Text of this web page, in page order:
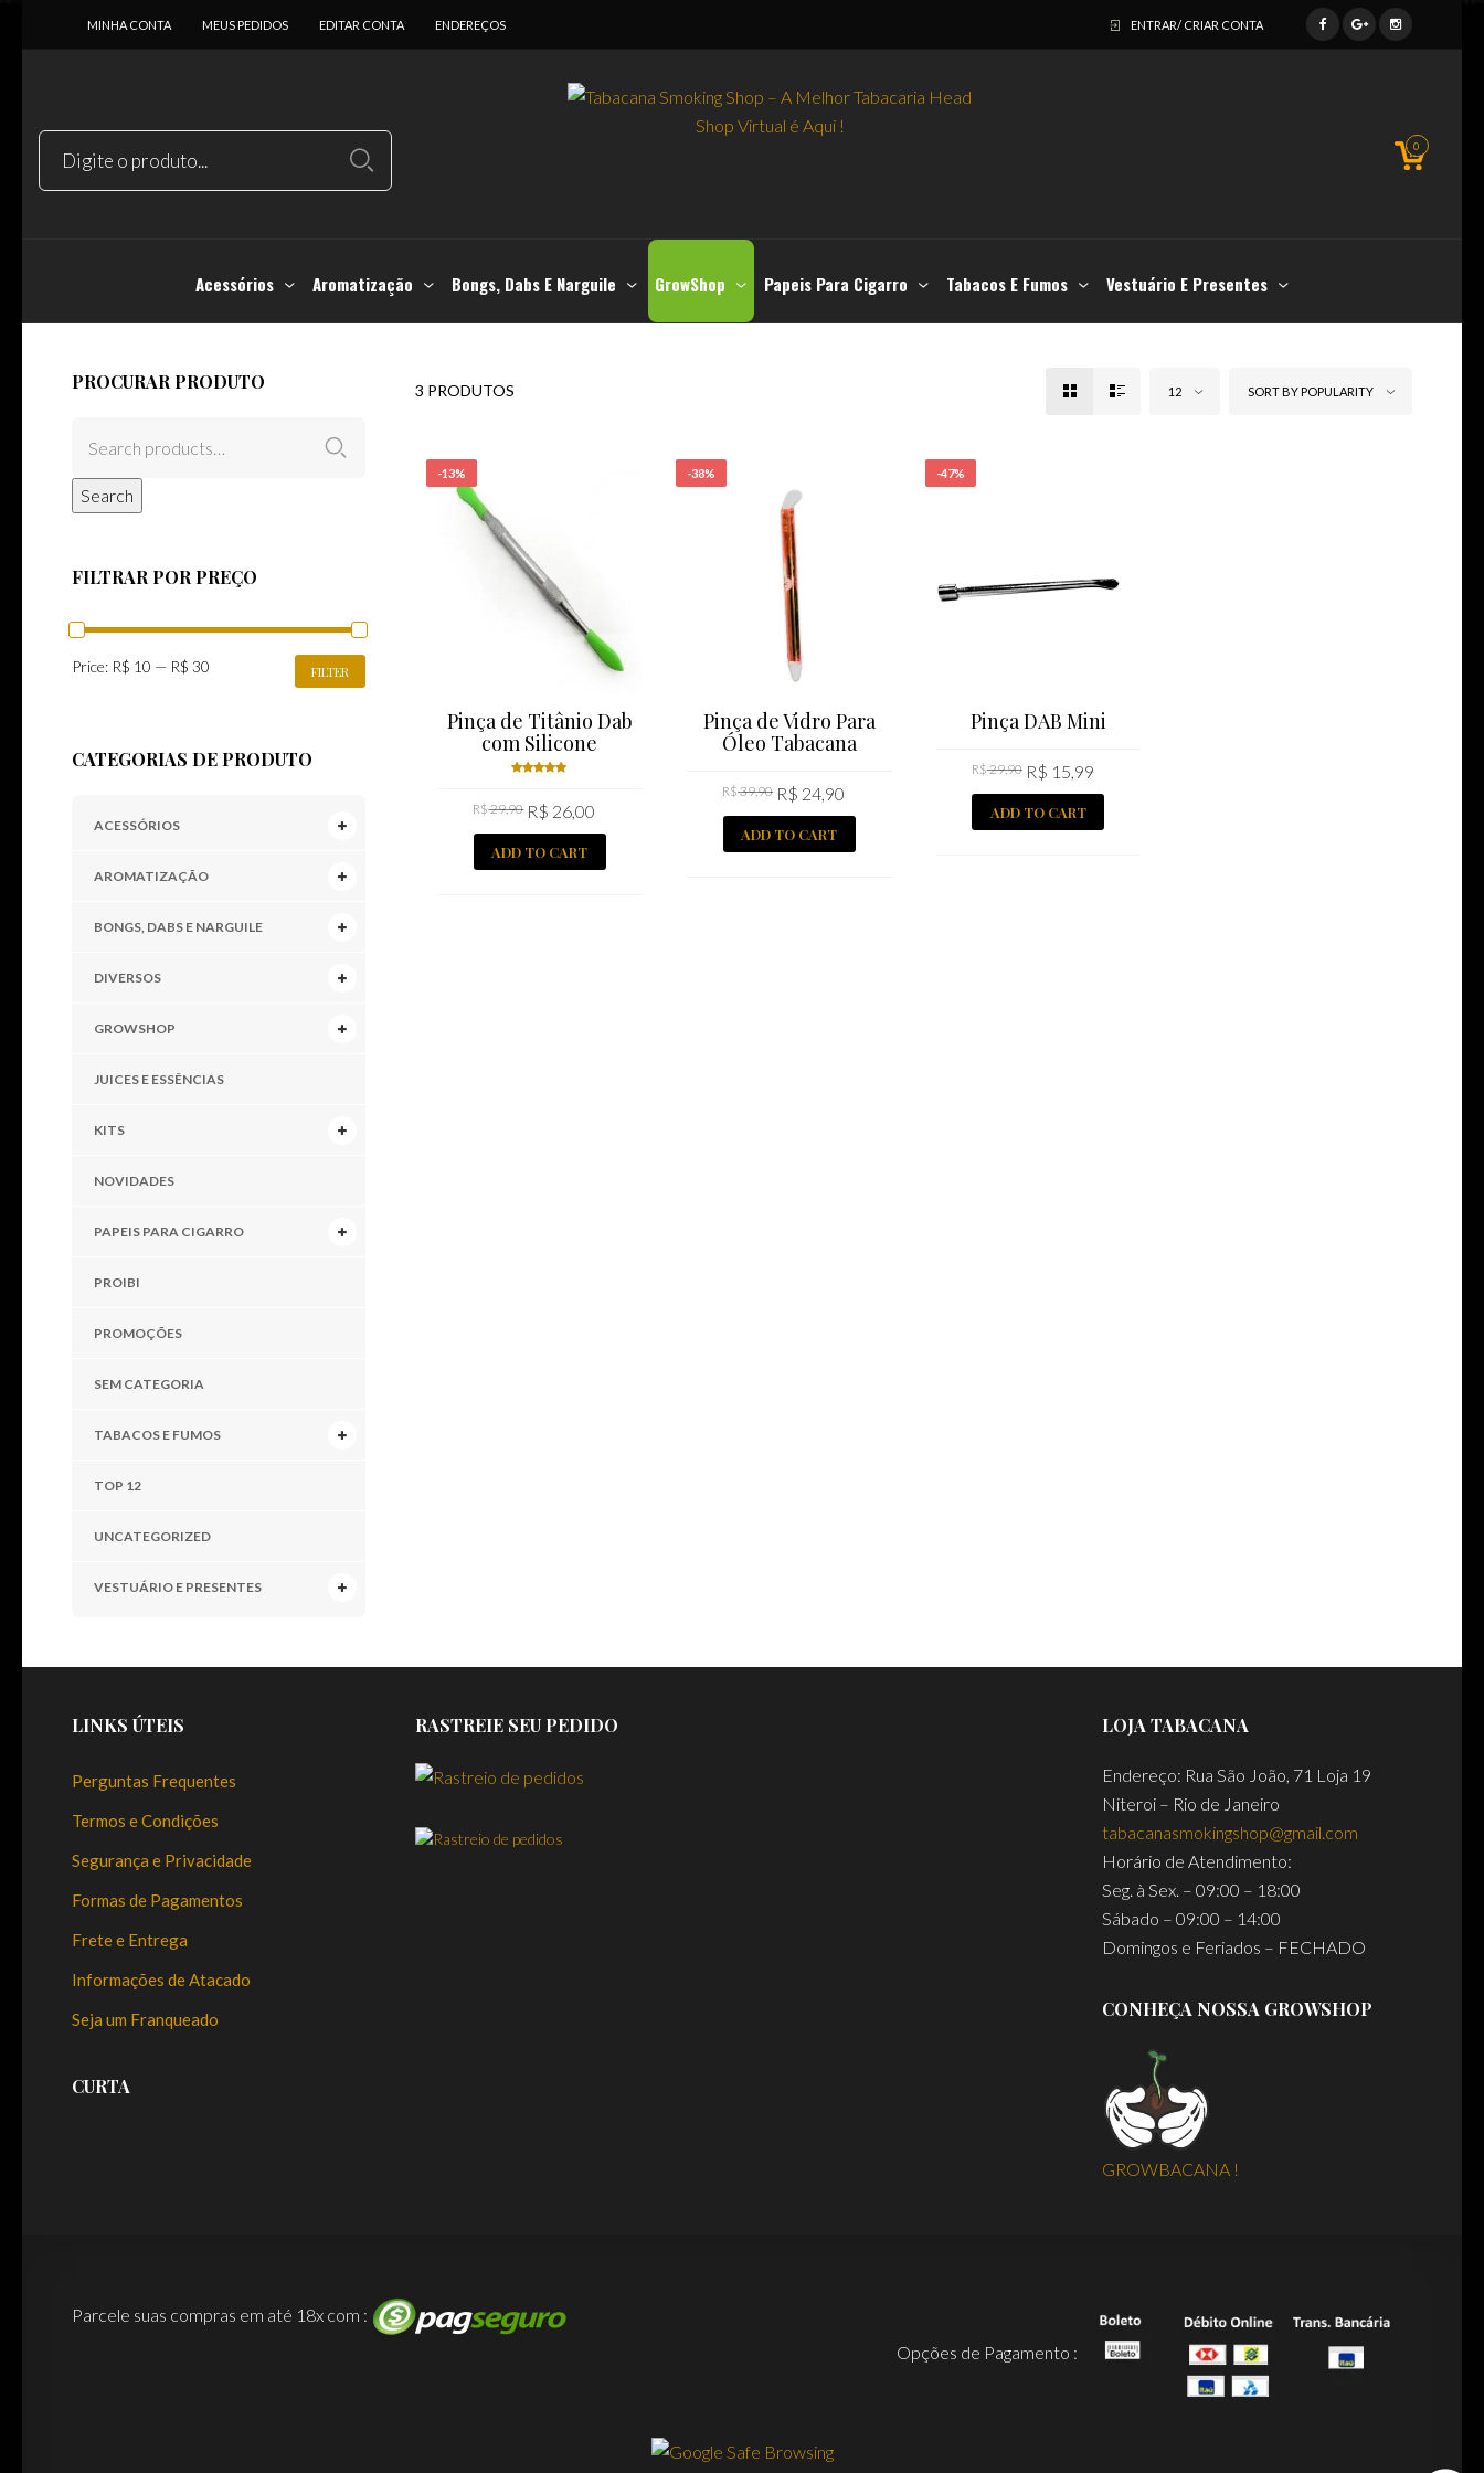
MINHA CONTA MEUS PEDIDOS EDITAR CONTA ENDEREÇOS ENTRAR/ CRIAR CONTA
0
Acessórios Aromatização Bongs, Dabs E Narguile GrowShop Papeis Para Cigarro Tabacos E Fumos Vestuário E Presentes
PROCURAR PRODUTO
Search
FILTRAR POR PREÇO
MIN
MAX
FILTER
Price: R$ 10 — R$ 30
CATEGORIAS DE PRODUTO
ACESSÓRIOS
AROMATIZAÇÃO
BONGS, DABS E NARGUILE
DIVERSOS
GROWSHOP
JUICES E ESSÊNCIAS
KITS
NOVIDADES
PAPEIS PARA CIGARRO
PROIBI
PROMOÇÕES
SEM CATEGORIA
TABACOS E FUMOS
TOP 12
UNCATEGORIZED
VESTUÁRIO E PRESENTES
3 PRODUTOS 12 SORT BY POPULARITY
-13%
Pinça de Titânio Dab
com Silicone
5.00out
of 5
R$29,90 R$ 26,00
ADD TO CART
-38%
Pinça de Vidro Para
Óleo Tabacana
R$39,90 R$ 24,90
ADD TO CART
-47%
Pinça DAB Mini
R$29,90 R$ 15,99
ADD TO CART
LINKS ÚTEIS
Perguntas Frequentes
Termos e Condições
Segurança e Privacidade
Formas de Pagamentos
Frete e Entrega
Informações de Atacado
Seja um Franqueado
CURTA
RASTREIE SEU PEDIDO LOJA TABACANA
Endereço: Rua São João, 71 Loja 19
Niteroi – Rio de Janeiro
tabacanasmokingshop@gmail.com
Horário de Atendimento:
Seg. à Sex. – 09:00 – 18:00
Sábado – 09:00 – 14:00
Domingos e Feriados – FECHADO
CONHEÇA NOSSA GROWSHOP
GROWBACANA !
Parcele suas compras em até 18x com :
Opções de Pagamento :